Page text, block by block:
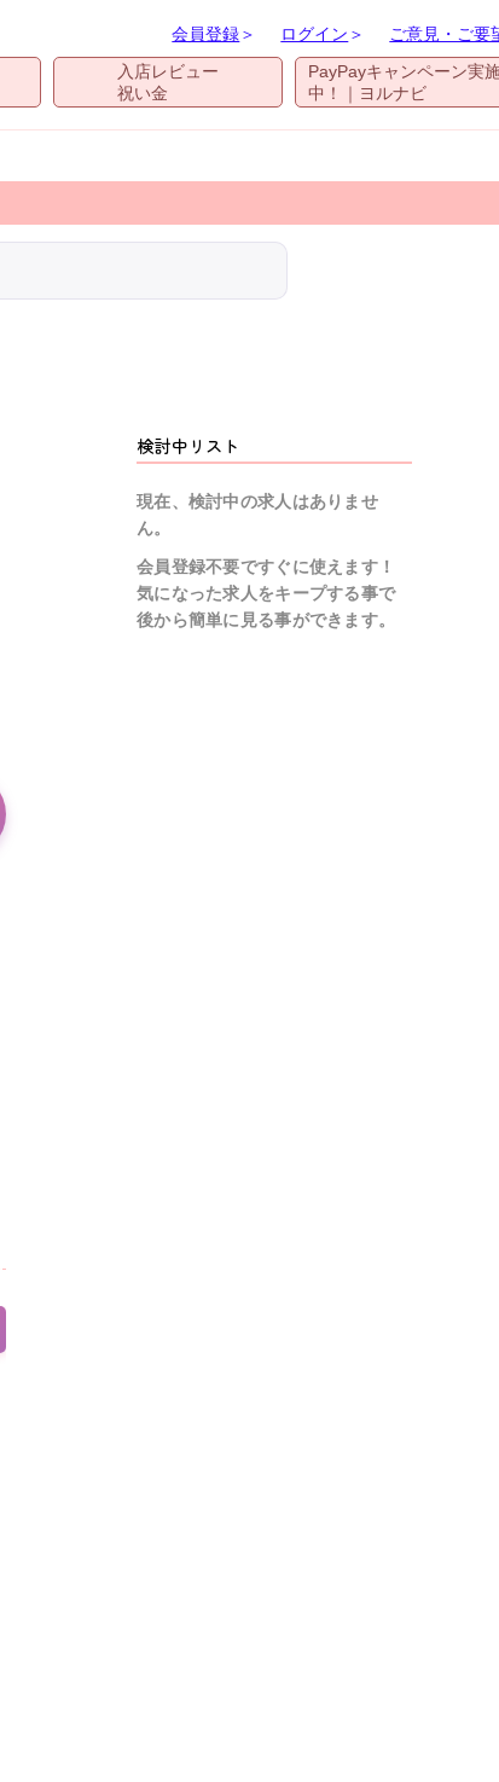
会員登録＞ ログイン ＞ ご意見・ご要
入店レビュー
祝い金
PayPayキャンペーン実
中！｜ヨルナビ
検討中リスト
現在、検討中の求人はありませ
ん。
会員登録不要ですぐに使えます！
気になった求人をキープする事で
後から簡単に見る事ができます。